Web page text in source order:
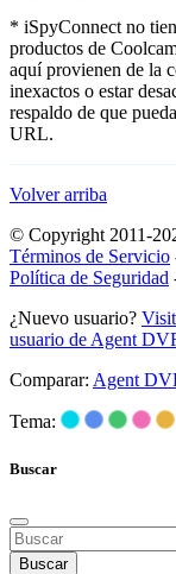
* iSpyConnect no
productos de
aquí provienen de la
inexactos o estar
respaldo de que
URL.
Volver arriba
© Copyright 2011-
Términos de Servicio
Política de Seguridad
¿Nuevo usuario?
usuario de Agent
Comparar: Agent
Tema:
Buscar
Buscar